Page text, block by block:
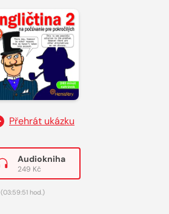
Přehrát ukázku
Audiokniha
249 Kč
(03:59:51 hod.)